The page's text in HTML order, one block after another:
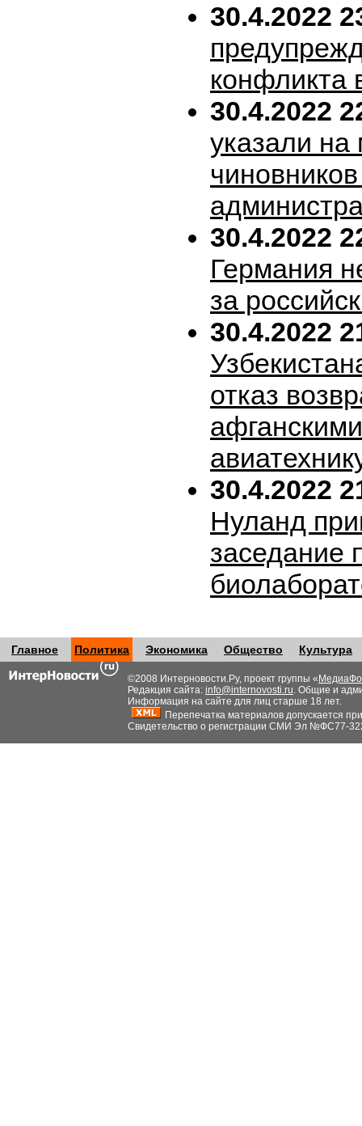
30.4.2022
конфликта
30.4.2022
указали на
30.4.2022
Германия
за
30.4.2022
отказ
30.4.2022
Нуланд
заседание
Главное Политика Экономика Общество Культура
©2008 Интерновости.Ру, проект группы «
Редакция сайта: info@internovosti.ru. Общие и
Информация на сайте для лиц старше 18 лет.
Перепечатка материалов допускается
Свидетельство о регистрации СМИ Эл №ФС77-